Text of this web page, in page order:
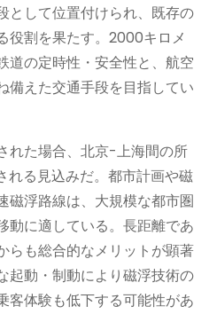
として位置付けられ、既存の
役割を果たす。2000キロメ
道の定時性・安全性と、航空
備えた交通手段を目指してい
れた場合、北京-上海間の所
れる見込みだ。都市計画や磁
磁浮路線は、大規模な都市圏
動に適している。長距離であ
らも総合的なメリットが顕著
起動・制動により磁浮技術の
客体験も低下する可能性があ